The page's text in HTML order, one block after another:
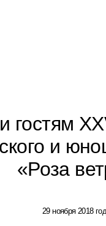
гостям
и
«Роза
29 ноября 2018